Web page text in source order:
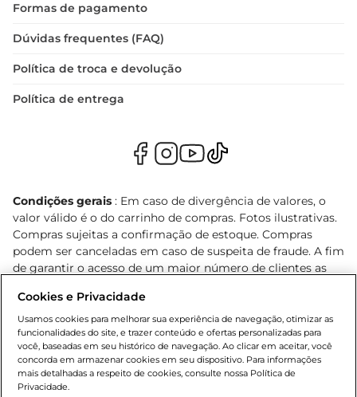
Formas de pagamento
Dúvidas frequentes (FAQ)
Política de troca e devolução
Política de entrega
Condições gerais : Em caso de divergência de valores, o
valor válido é o do carrinho de compras. Fotos ilustrativas.
Compras sujeitas a confirmação de estoque. Compras
podem ser canceladas em caso de suspeita de fraude. A fim
de garantir o acesso de um maior número de clientes as
promocionais poderá ter sua quantidade limitada por
cliente. Os preços, ofertas e condições são exclusivos para
o e-commerce e válidos durante o dia de hoje, podendo
sofrer alterações sem prévia notificação. Proibida a venda
de bebidas alcoólicas para menores de 18 anos, conforme
Lei n.º 8069/90, art. 81, inciso II (Estatuto da Criança e do
Cookies e Privacidade
Usamos cookies para melhorar sua experiência de navegação, otimizar as
funcionalidades do site, e trazer conteúdo e ofertas personalizadas para
você, baseadas em seu histórico de navegação. Ao clicar em aceitar, você
concorda em armazenar cookies em seu dispositivo. Para informações
mais detalhadas a respeito de cookies, consulte nossa Política de
Privacidade.